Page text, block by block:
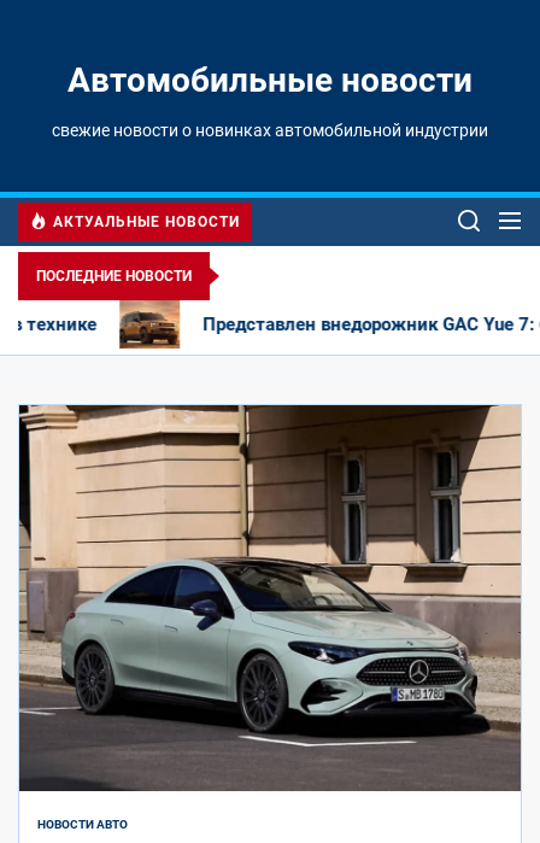
содержимомуАвтомобильные новости
свежие новости о новинках автомобильной индустрии
АКТУАЛЬНЫЕ НОВОСТИ
ПОСЛЕДНИЕ НОВОСТИ
внедорожник GAC Yue 7: брутальная внешность и
НОВОСТИ АВТО